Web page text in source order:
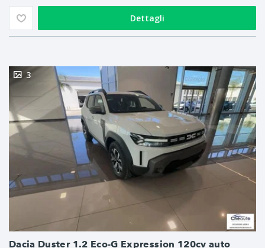
Dettagli
Dacia Duster 1.2 Eco-G Expression 120cv auto
3